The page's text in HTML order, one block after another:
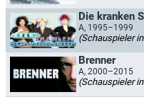
A, 1995–1999
(Schauspieler in
Brenner
A, 2000–2015
(Schauspieler in